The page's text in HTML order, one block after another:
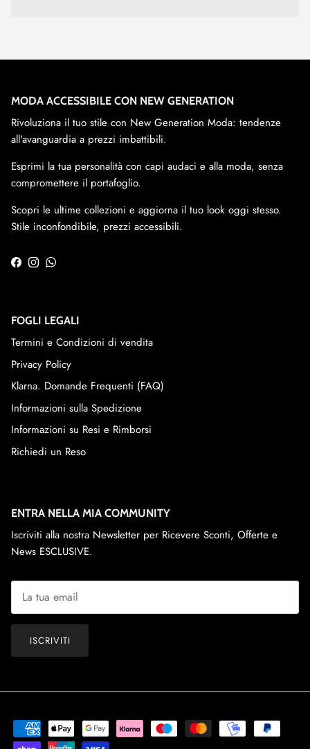
MODA ACCESSIBILE CON NEW GENERATION
Rivoluziona il tuo stile con New Generation Moda: tendenze
all'avanguardia a prezzi imbattibili.
Esprimi la tua personalità con capi audaci e alla moda, senza
compromettere il portafoglio.
Scopri le ultime collezioni e aggiorna il tuo look oggi stesso.
Stile inconfondibile, prezzi accessibili.
Facebook
InstagramWhatsApp
FOGLI LEGALI
Termini e Condizioni di vendita
Privacy Policy
Klarna. Domande Frequenti (FAQ)
Informazioni sulla Spedizione
Informazioni su Resi e Rimborsi
Richiedi un Reso
ENTRA NELLA MIA COMMUNITY
Iscriviti alla nostra Newsletter per Ricevere Sconti, Offerte e
News ESCLUSIVE.
ISCRIVITI